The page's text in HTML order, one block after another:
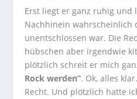
Erst liegt er ganz ruhig und
Nachhinein wahrscheinlich
unentschlossen war. Die
hübschen aber irgendwie
plötzlich schreit er mich
Rock werden”. Ok, alles
Recht. Und plötzlich hatte